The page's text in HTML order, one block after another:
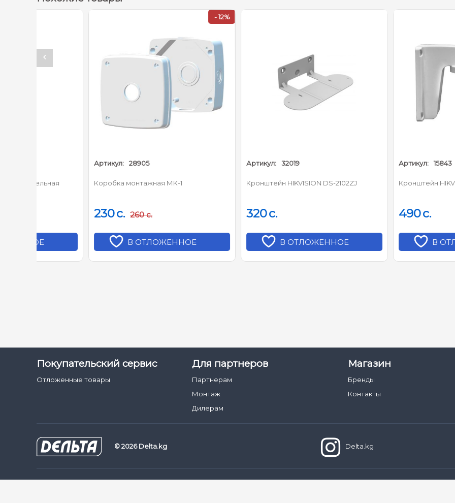
28905
Коробка монтажная МК-1
260 c.
В ОТЛОЖЕННОЕ
32019
Кронштейн HIKVISION DS-2102ZJ
В ОТЛОЖЕННОЕ
15843
Кронштейн HIKVISION DS-
В ОТЛОЖЕННОЕ
Покупательский сервис
Отложенные товары
Для партнеров
Партнерам
Монтаж
Дилерам
Магазин
Бренды
Контакты
© 2026 Delta.kg Delta.kg